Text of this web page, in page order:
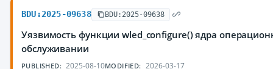
BDU:2025-09638 BDU:2025-09638
Уязвимость функции wled_configure() ядра
обслуживании
PUBLISHED: 2025-08-10MODIFIED: 2026-03-17